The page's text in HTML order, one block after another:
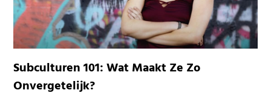
Subculturen 101: Wat Maakt Ze Zo
Onvergetelijk?